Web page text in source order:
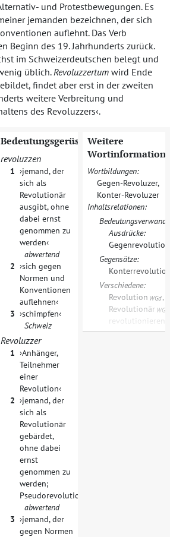
und Protestbewegungen. Es
jemanden bezeichnen, der sich
auflehnt. Das Verb
Beginn des 19. Jahrhunderts zurück.
im Schweizerdeutschen belegt und
üblich.Revoluzzertum wird Ende
findet aber erst in der zweiten
weitere Verbreitung und
des Revoluzzers .
Bedeutungsgerüste
revoluzzen
1
jemand, der
sich als
Revolutionär
ausgibt, ohne
dabei ernst
genommen zu
werden
abwertend
2
sich gegen
Normen und
Konventionen
auflehnen
3
schimpfen
Schweiz
Revoluzzer
1
Anhänger,
Teilnehmer
einer
Revolution
2
jemand, der
sich als
Revolutionär
gebärdet,
ohne dabei
ernst
genommen zu
werden;
Pseudorevolutionär
abwertend
3
jemand, der
gegen Normen
Weitere
Wortbildungen:
Gegen-Revoluzer,
Konter-Revoluzer
Inhaltsrelationen:
Ausdrücke:
Gegensätze:
Verschiedene:
Revolution WGd,
Revolutionär WGd
revolutionieren